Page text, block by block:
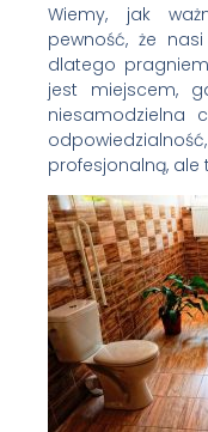
Wiemy, jak
pewność, że
dlatego
jest miejscem,
niesamodzielna
profesjonalną, ale